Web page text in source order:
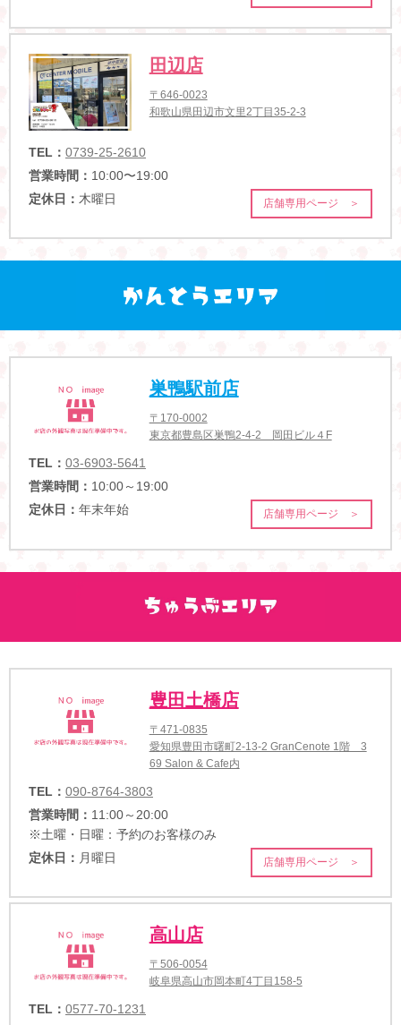
田辺店
〒646-0023
和歌山県田辺市文里2丁目35-2-3
TEL： 0739-25-2610
営業時間： 10:00〜19:00
定休日： 木曜日 店舗専用ページ ＞
巣鴨駅前店
〒170-0002
東京都豊島区巣鴨2-4-2 岡田ビル４F
TEL： 03-6903-5641
営業時間： 10:00～19:00
定休日： 年末年始 店舗専用ページ ＞
豊田土橋店
〒471-0835
愛知県豊田市曙町2-13-2 GranCenote 1階 3
69 Salon & Cafe内
TEL： 090-8764-3803
営業時間： 11:00～20:00
※土曜・日曜：予約のお客様のみ
定休日： 月曜日 店舗専用ページ ＞
高山店
〒506-0054
岐阜県高山市岡本町4丁目158-5
TEL： 0577-70-1231